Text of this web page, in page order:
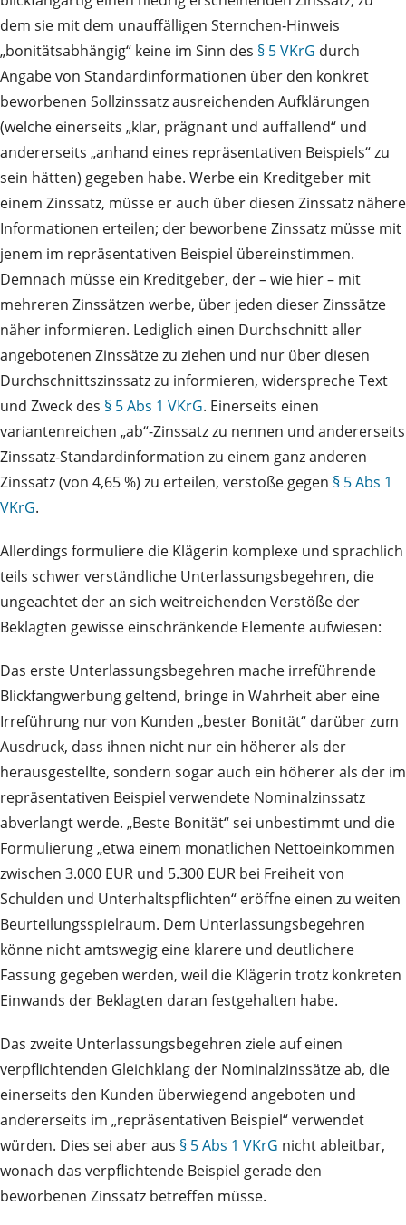
dem sie mit dem unauffälligen Sternchen‑Hinweis
„bonitätsabhängig“ keine im Sinn des § 5 VKrG durch
Angabe von Standardinformationen über den konkret
beworbenen Sollzinssatz ausreichenden Aufklärungen
(welche einerseits „klar, prägnant und auffallend“ und
andererseits „anhand eines repräsentativen Beispiels“ zu
sein hätten) gegeben habe. Werbe ein Kreditgeber mit
einem Zinssatz, müsse er auch über diesen Zinssatz nähere
Informationen erteilen; der beworbene Zinssatz müsse mit
jenem im repräsentativen Beispiel übereinstimmen.
Demnach müsse ein Kreditgeber, der – wie hier – mit
mehreren Zinssätzen werbe, über jeden dieser Zinssätze
näher informieren. Lediglich einen Durchschnitt aller
angebotenen Zinssätze zu ziehen und nur über diesen
Durchschnittszinssatz zu informieren, widerspreche Text
und Zweck des § 5 Abs 1 VKrG. Einerseits einen
variantenreichen „ab“-Zinssatz zu nennen und andererseits
Zinssatz-Standardinformation zu einem ganz anderen
Zinssatz (von 4,65 %) zu erteilen, verstoße gegen § 5 Abs 1
VKrG.
Allerdings formuliere die Klägerin komplexe und sprachlich
teils schwer verständliche Unterlassungsbegehren, die
ungeachtet der an sich weitreichenden Verstöße der
Beklagten gewisse einschränkende Elemente aufwiesen:
Das erste Unterlassungsbegehren mache irreführende
Blickfangwerbung geltend, bringe in Wahrheit aber eine
Irreführung nur von Kunden „bester Bonität“ darüber zum
Ausdruck, dass ihnen nicht nur ein höherer als der
herausgestellte, sondern sogar auch ein höherer als der im
repräsentativen Beispiel verwendete Nominalzinssatz
abverlangt werde. „Beste Bonität“ sei unbestimmt und die
Formulierung „etwa einem monatlichen Nettoeinkommen
zwischen 3.000 EUR und 5.300 EUR bei Freiheit von
Schulden und Unterhaltspflichten“ eröffne einen zu weiten
Beurteilungsspielraum. Dem Unterlassungsbegehren
könne nicht amtswegig eine klarere und deutlichere
Fassung gegeben werden, weil die Klägerin trotz konkreten
Einwands der Beklagten daran festgehalten habe.
Das zweite Unterlassungsbegehren ziele auf einen
verpflichtenden Gleichklang der Nominalzinssätze ab, die
einerseits den Kunden überwiegend angeboten und
andererseits im „repräsentativen Beispiel“ verwendet
würden. Dies sei aber aus § 5 Abs 1 VKrG nicht ableitbar,
wonach das verpflichtende Beispiel gerade den
beworbenen Zinssatz betreffen müsse.